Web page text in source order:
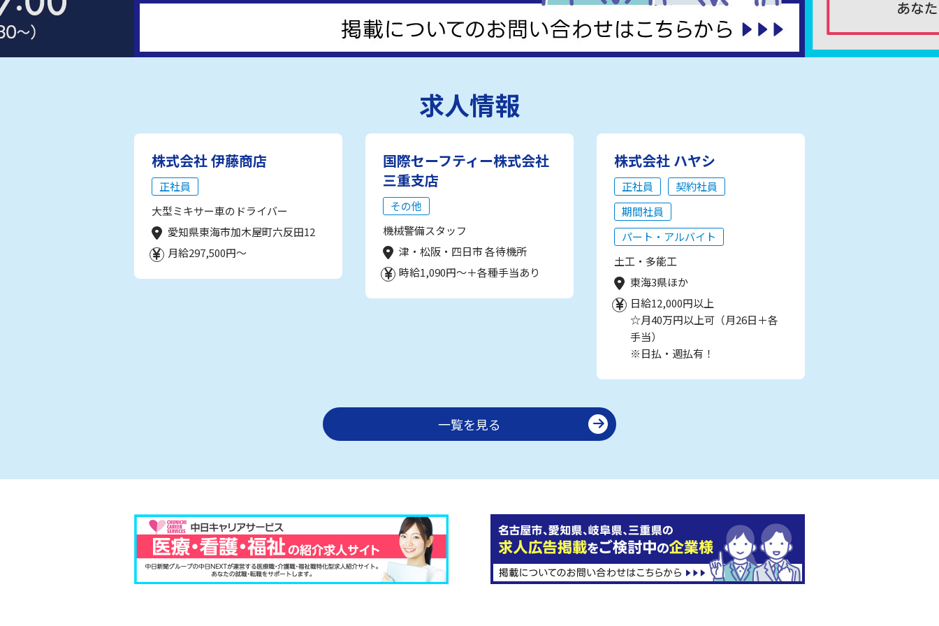
求人情報
株式会社 伊藤商店
正社員
大型ミキサー車のドライバー
愛知県東海市加木屋町六反田12
月給297,500円～
国際セーフティー株式会社
三重支店
その他
機械警備スタッフ
津・松阪・四日市 各待機所
時給1,090円～＋各種手当あり
株式会社 ハヤシ
正社員
契約社員
期間社員
パート・アルバイト
土工・多能工
東海3県ほか
日給12,000円以上
☆月40万円以上可（月26日＋各
手当）
※日払・週払有！
一覧を見る